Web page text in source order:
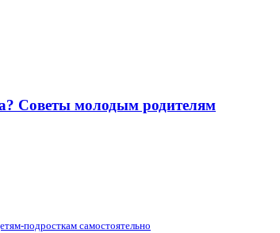
Советы молодым родителям
подросткам самостоятельно